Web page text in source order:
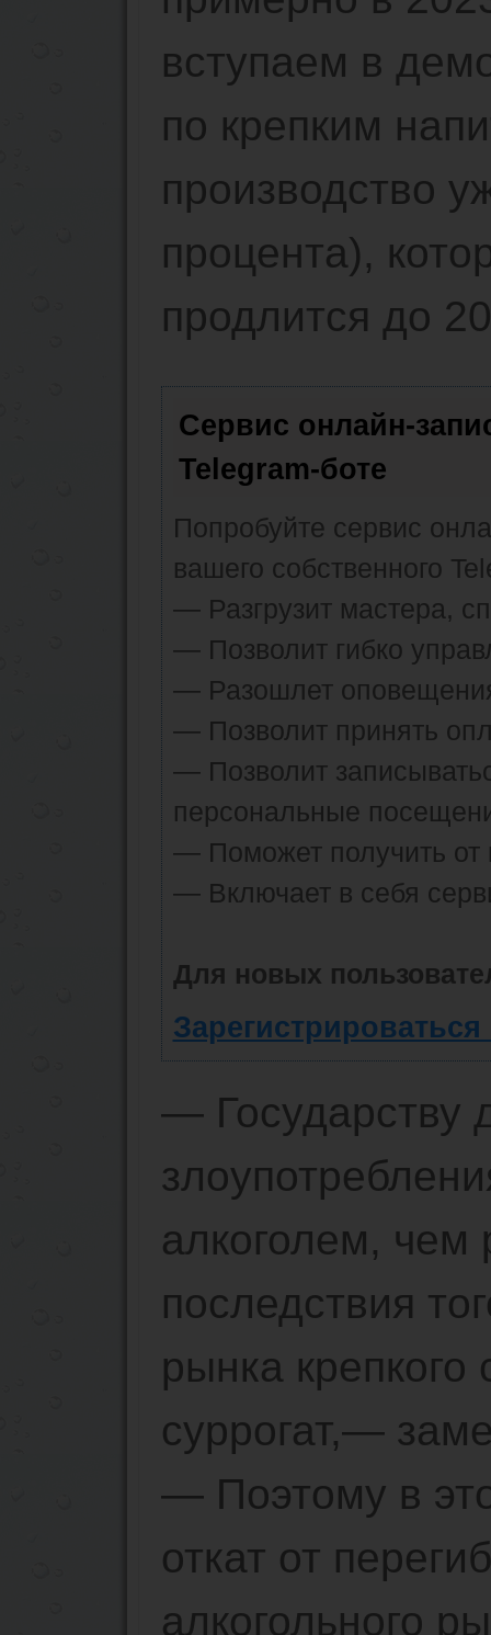
вступаем в
по крепким
производство
процента),
продлится до
Сервис онлайн-
Telegram-боте
Попробуйте сервис
вашего собственного
— Разгрузит мастера,
— Позволит гибко
— Разошлет
— Позволит принять
— Позволит
персональные
— Поможет получить от
— Включает в себя
Для новых
— Государству
алкоголем, чем
последствия
рынка
суррогат,—
— Поэтому в
откат от
алкогольного